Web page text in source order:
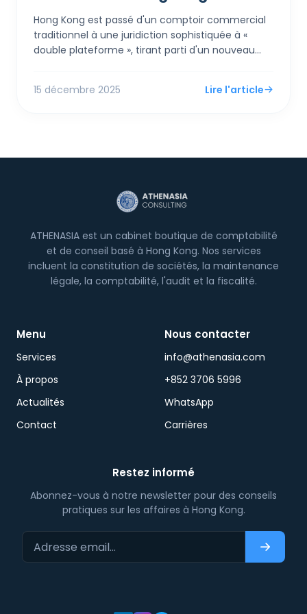
Hong Kong est passé d'un comptoir commercial
traditionnel à une juridiction sophistiquée à «
double plateforme », tirant parti d'un nouveau
l'innovation à forte croissance.
15 décembre 2025 Lire l'article
ATHENASIA est un cabinet boutique de comptabilité
et de conseil basé à Hong Kong. Nos services
incluent la constitution de sociétés, la maintenance
légale, la comptabilité, l'audit et la fiscalité.
Menu
Services
À propos
Actualités
Contact
Nous contacter
info@athenasia.com
+852 3706 5996
WhatsApp
Carrières
Restez informé
Abonnez-vous à notre newsletter pour des conseils
pratiques sur les affaires à Hong Kong.